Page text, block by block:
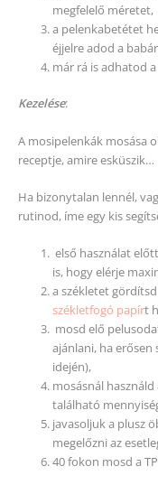
megfelelő méretet,
a pelenkabetétet
éjjelre adod a
már rá is adhatod
Kezelése:
A mosipelenkák mosása
receptje, amire esküszik…
Ha bizonytalan lennél,
rutinod, íme egy kis
első használat
is, hogy elérje
a székletet
székletfogó papírt
mosd elő
ajánlani, ha erősen
idején),
mosásnál
található
javasoljuk a plusz
megelőzni az
40 fokon mosd a